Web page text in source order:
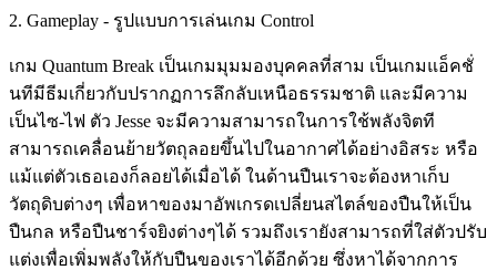
2. Gameplay - รูปแบบการเล่นเกม Control
เกม Quantum Break เป็นเกมมุมมองบุคคลที่สาม เป็นเกมแอ็คชั่
นทีมีธีมเกี่ยวกับปรากฏการลึกลับเหนือธรรมชาติ และมีความ
เป็นไซ-ไฟ ตัว Jesse จะมีความสามารถในการใช้พลังจิตที
สามารถเคลื่อนย้ายวัตถุลอยขึ้นไปในอากาศได้อย่างอิสระ หรือ
แม้แต่ตัวเธอเองก็ลอยได้เมื่อได้ ในด้านปืนเราจะต้องหาเก็บ
วัตถุดิบต่างๆ เพื่อหาของมาอัพเกรดเปลี่ยนสไตล์ของปืนให้เป็น
ปืนกล หรือปืนชาร์จยิงต่างๆได้ รวมถึงเรายังสามารถที่ใส่ตัวปรับ
แต่งเพื่อเพิ่มพลังให้กับปืนของเราได้อีกด้วย ซึ่งหาได้จากการ